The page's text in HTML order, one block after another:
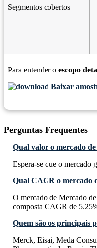
Segmentos cobertos
Para entender o escopo
Baixar
Perguntas Frequentes
Qual valor o mercado
Espera-se que o
Qual CAGR o mercado
O mercado de Mercado
composta CAGR de
Quem são os principais
Merck, Eisai, Meda